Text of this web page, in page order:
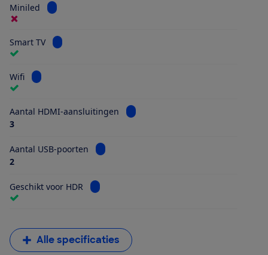
Miniled Bekijk informatie voor Miniled
Smart TV Bekijk informatie voor Smart TV
Wifi Bekijk informatie voor Wifi
Aantal HDMI-aansluitingen
Bekijk informatie voor Aantal
3
Aantal USB-poorten
Bekijk informatie voor Aantal USB-poorten
2
Geschikt voor HDR Bekijk informatie voor Geschikt voor HDR
Alle specificaties